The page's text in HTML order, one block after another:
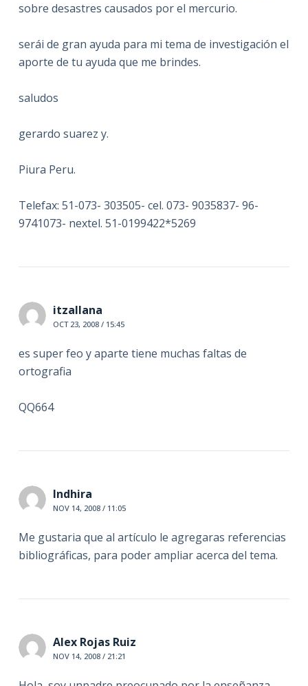
sobre desastres causados por el mercurio.
serái de gran ayuda para mi tema de investigación el
aporte de tu ayuda que me brindes.
saludos
gerardo suarez y.
Piura Peru.
Telefax: 51-073- 303505- cel. 073- 9035837- 96-
9741073- nextel. 51-0199422*5269
itzallana
OCT 23, 2008 / 15:45
es super feo y aparte tiene muchas faltas de
ortografia
QQ664
Indhira
NOV 14, 2008 / 11:05
Me gustaria que al artículo le agregaras referencias
bibliográficas, para poder ampliar acerca del tema.
Alex Rojas Ruiz
NOV 14, 2008 / 21:21